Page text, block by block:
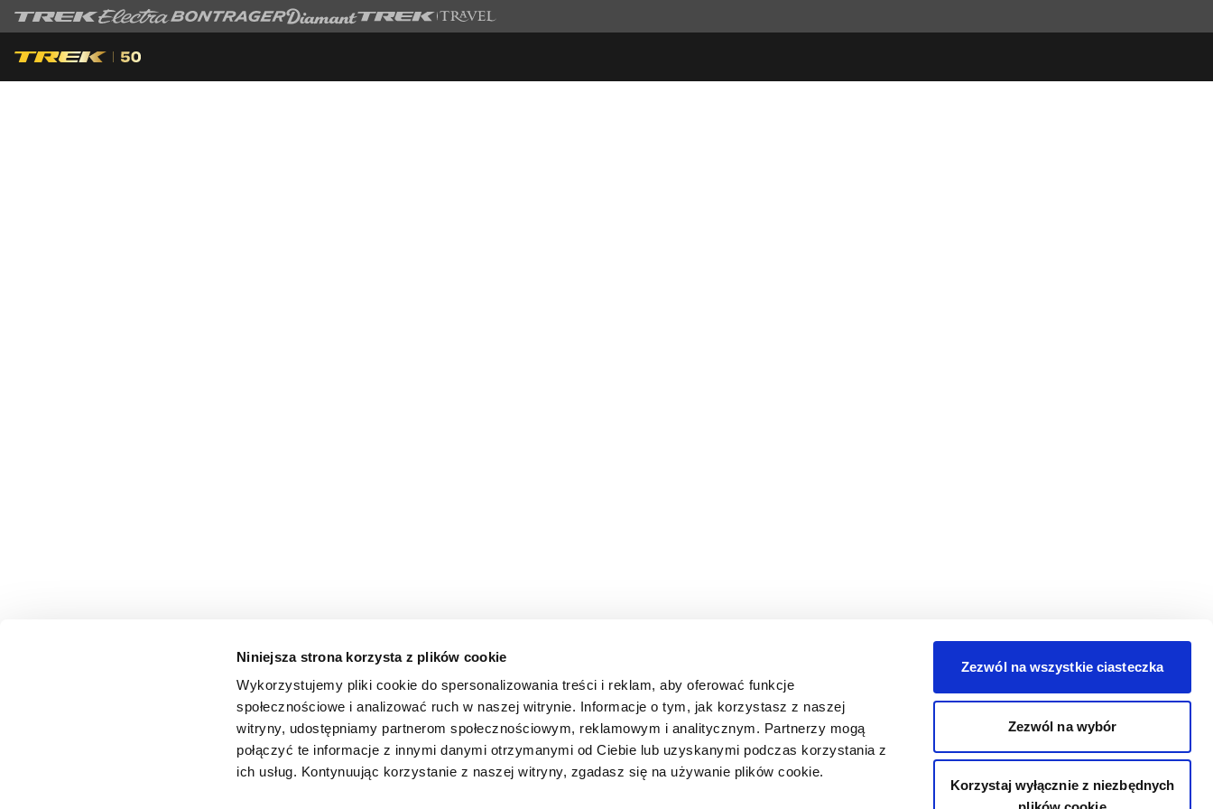
Niniejsza strona korzysta z plików cookie
Wykorzystujemy pliki cookie do spersonalizowania treści i reklam, aby oferować funkcje
społecznościowe i analizować ruch w naszej witrynie. Informacje o tym, jak korzystasz z naszej
witryny, udostępniamy partnerom społecznościowym, reklamowym i analitycznym. Partnerzy mogą
połączyć te informacje z innymi danymi otrzymanymi od Ciebie lub uzyskanymi podczas korzystania z
ich usług. Kontynuując korzystanie z naszej witryny, zgadasz się na używanie plików cookie.
Zezwól na wszystkie ciasteczka
Zezwól na wybór
Korzystaj wyłącznie z niezbędnych